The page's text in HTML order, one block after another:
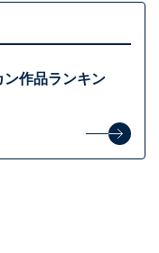
作品ランキン